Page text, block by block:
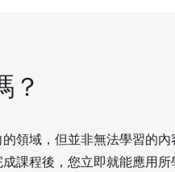
？
領域，但並非無法學習的
課程後，您立即就能應用所